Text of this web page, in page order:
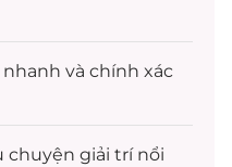
nhanh và chính xác
chuyện giải trínổi